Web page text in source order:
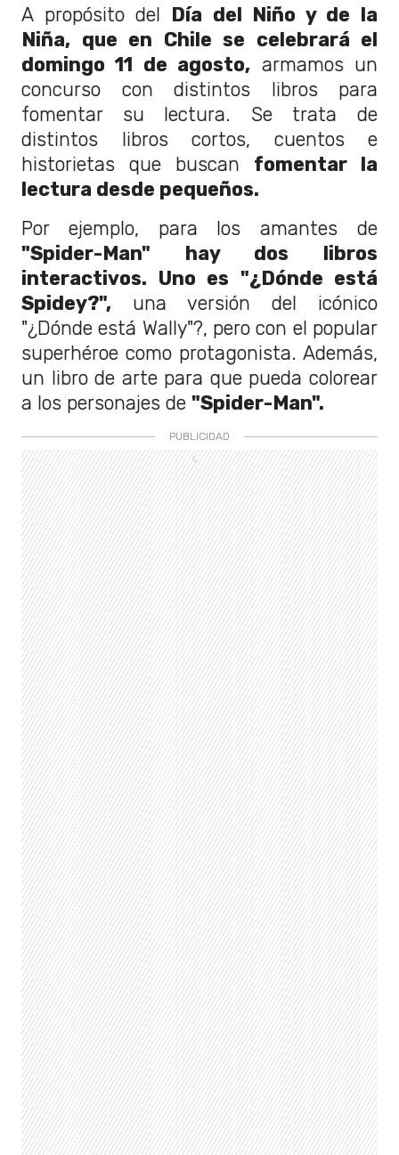
A propósito del Día del Niño y de la
Niña, que en Chile se celebrará el
domingo 11 de agosto, armamos un
concurso con distintos libros para
fomentar su lectura. Se trata de
distintos libros cortos, cuentos e
historietas que buscan fomentar la
lectura desde pequeños.
Por ejemplo, para los amantes de
"Spider-Man" hay dos libros
interactivos. Uno es "¿Dónde está
Spidey?", una versión del icónico
"¿Dónde está Wally"?, pero con el popular
superhéroe como protagonista. Además,
un libro de arte para que pueda colorear
a los personajes de "Spider-Man".